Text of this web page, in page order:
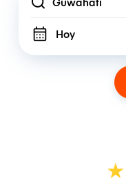
Location
Hoy
★